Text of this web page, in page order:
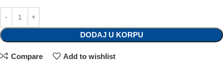
DODAJ U KORPU
Compare Add to wishlist